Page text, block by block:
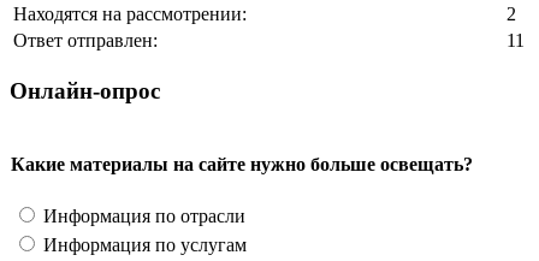
Находятся на рассмотрении:
2
Ответ отправлен:
11
Онлайн-опрос
Какие материалы на сайте нужно больше освещать?
Информация по отрасли
Информация по услугам